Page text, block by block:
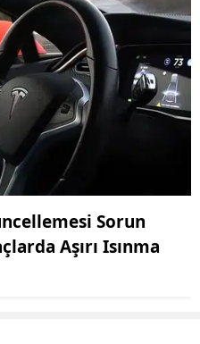
Sorun
Aşırı Isınma